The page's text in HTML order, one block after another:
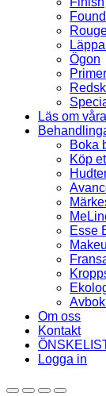
Ögon
Primer
Läs om
Boka
Köp
Esse
Om oss
Kontakt
Logga in